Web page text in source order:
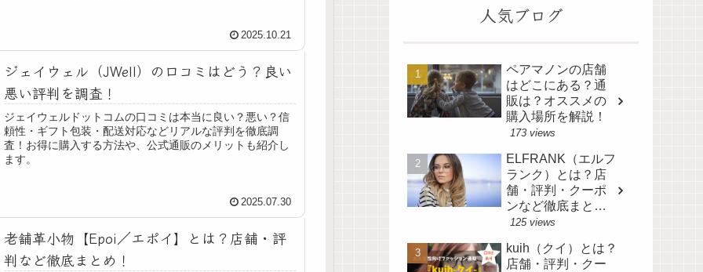
2025.10.21
ジェイウェル（JWell）の口コミはどう？良い
悪い評判を調査！
ジェイウェルドットコムの口コミは本当に良い？悪い？信
頼性・ギフト包装・配送対応などリアルな評判を徹底調
査！お得に購入する方法や、公式通販のメリットも紹介し
ます。
2025.07.30
老舗革小物【Epoi／エポイ】とは？店舗・評
判など徹底まとめ！
人気ブログ
ペアマノンの店舗
はどこにある？通
販は？オススメの
購入場所を解説！
173 views
ELFRANK（エルフ
ランク）とは？店
舗・評判・クーポ
ンなど徹底まと
め！
125 views
kuih（クイ）とは？
店舗・評判・クー